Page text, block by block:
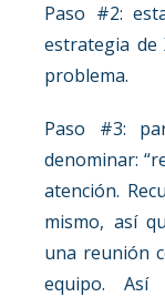
Paso #2:
estrategia de
problema.
Paso #3:
denominar:
atención.
mismo, así
una reunión
equipo. Así